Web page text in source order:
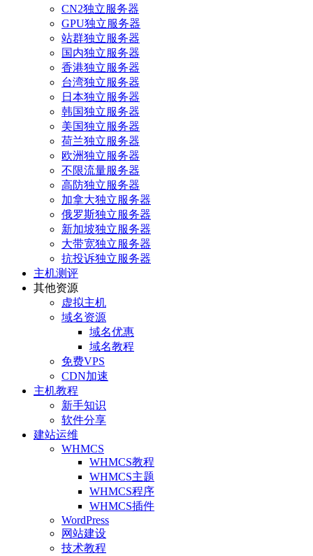
CN2独立服务器
GPU独立服务器
站群独立服务器
国内独立服务器
香港独立服务器
台湾独立服务器
日本独立服务器
韩国独立服务器
美国独立服务器
荷兰独立服务器
欧洲独立服务器
不限流量服务器
高防独立服务器
加拿大独立服务器
俄罗斯独立服务器
新加坡独立服务器
大带宽独立服务器
抗投诉独立服务器
主机测评
其他资源
虚拟主机
域名资源
域名优惠
域名教程
免费VPS
CDN加速
主机教程
新手知识
软件分享
建站运维
WHMCS
WHMCS教程
WHMCS主题
WHMCS程序
WHMCS插件
WordPress
网站建设
技术教程